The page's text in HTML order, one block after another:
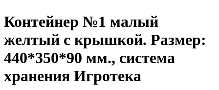
Контейнер №1 малый
желтый с крышкой. Размер:
440*350*90 мм., система
хранения Игротека